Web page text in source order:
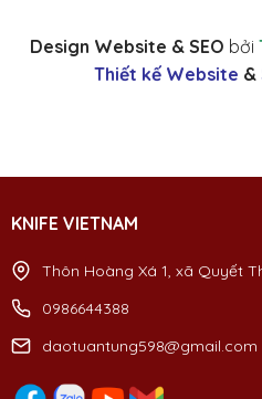
Design Website & SEO bởi
Thiết kế Website &
KNIFE VIETNAM
Thôn Hoàng Xá 1, xã Quyết
0986644388
daotuantung598@gmail.com